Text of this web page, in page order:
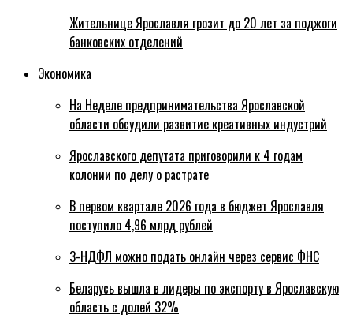
Жительнице Ярославля грозит до 20 лет за поджоги
банковских отделений
Экономика
На Неделе предпринимательства Ярославской
области обсудили развитие креативных индустрий
Ярославского депутата приговорили к 4 годам
колонии по делу о растрате
В первом квартале 2026 года в бюджет Ярославля
поступило 4,96 млрд рублей
3-НДФЛ можно подать онлайн через сервис ФНС
Беларусь вышла в лидеры по экспорту в Ярославскую
область с долей 32%